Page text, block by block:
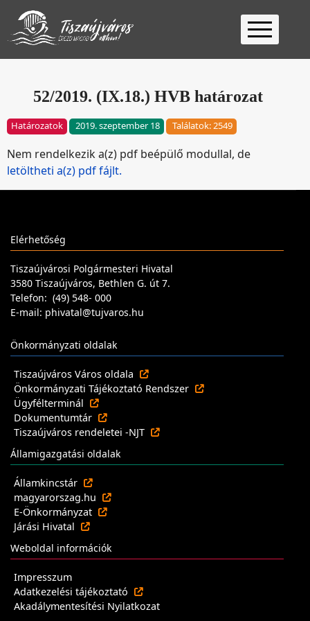
Kezdőlap
Ügyintézés
2026
52/2019. (IX.18.) HVB határozat
Határozatok 2019. szeptember 18 Találatok: 2549
Nem rendelkezik a(z) pdf beépülő modullal, de
letöltheti a(z) pdf fájlt.
Elérhetőség
Tiszaújvárosi Polgármesteri Hivatal
3580 Tiszaújváros, Bethlen G. út 7.
Telefon: (49) 548- 000
E-mail: phivatal@tujvaros.hu
Önkormányzati oldalak
Tiszaújváros Város oldala
Önkormányzati Tájékoztató Rendszer
Ügyfélterminál
Dokumentumtár
Tiszaújváros rendeletei -NJT
Államigazgatási oldalak
Államkincstár
magyarorszag.hu
E-Önkormányzat
Járási Hivatal
Weboldal információk
Impresszum
Adatkezelési tájékoztató
Akadálymentesítési Nyilatkozat